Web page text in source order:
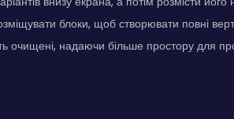
блоки, щоб створювати повні
очищені, надаючи більше простору для